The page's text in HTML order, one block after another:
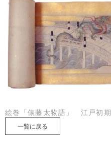
絵巻「俵藤太物語」 江戸初期
一覧に戻る